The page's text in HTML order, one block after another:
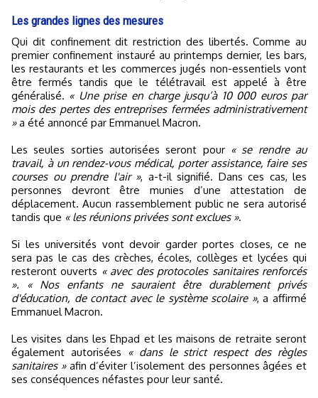
Les grandes lignes des mesures
Qui dit confinement dit restriction des libertés. Comme au
premier confinement instauré au printemps dernier, les bars,
les restaurants et les commerces jugés non-essentiels vont
être fermés tandis que le télétravail est appelé à être
généralisé. « Une prise en charge jusqu’à 10 000 euros par
mois des pertes des entreprises fermées administrativement
»a été annoncé par Emmanuel Macron.
Les seules sorties autorisées seront pour « se rendre au
travail, à un rendez-vous médical, porter assistance, faire ses
courses ou prendre l'air », a-t-il signifié. Dans ces cas, les
personnes devront être munies d’une attestation de
déplacement. Aucun rassemblement public ne sera autorisé
tandis que « les réunions privées sont exclues ».
Si les universités vont devoir garder portes closes, ce ne
sera pas le cas des crèches, écoles, collèges et lycées qui
resteront ouverts « avec des protocoles sanitaires renforcés
». « Nos enfants ne sauraient être durablement privés
d'éducation, de contact avec le système scolaire », a affirmé
Emmanuel Macron.
Les visites dans les Ehpad et les maisons de retraite seront
également autorisées
« dans le strict respect des règles
sanitaires »afin d’éviter l’isolement des personnes âgées et
ses conséquences néfastes pour leur santé.